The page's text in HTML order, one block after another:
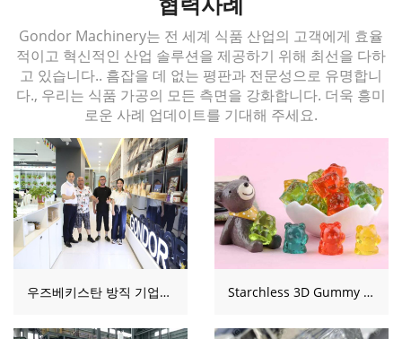
Gondor Machinery는 전 세계 식품 산업의 고객에게 효율
적이고 혁신적인 산업 솔루션을 제공하기 위해 최선을 다하
고 있습니다.. 흠잡을 데 없는 평판과 전문성으로 유명합니
다., 우리는 식품 가공의 모든 측면을 강화합니다. 더욱 흥미
로운 사례 업데이트를 기대해 주세요.
우즈베키스탄 방직 기업이 착유기와 일체형 잼 생산 라인을 선택하는 방법 Starchless 3D Gummy Candy Production Line Project